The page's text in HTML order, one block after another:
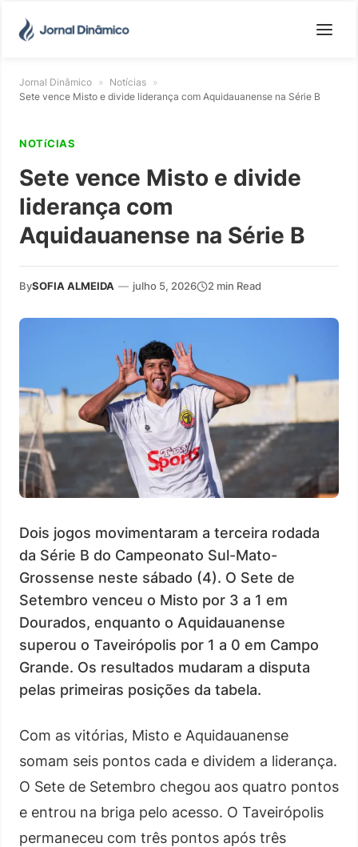
Jornal Dinâmico » Notícias »
Sete vence Misto e divide liderança com Aquidauanense na Série B
NOTíCIAS
Sete vence Misto e divide
liderança com
Aquidauanense na Série B
BySOFIA ALMEIDA — julho 5, 2026 2 min Read
Dois jogos movimentaram a terceira rodada
da Série B do Campeonato Sul-Mato-
Grossense neste sábado (4). O Sete de
Setembro venceu o Misto por 3 a 1 em
Dourados, enquanto o Aquidauanense
superou o Taveirópolis por 1 a 0 em Campo
Grande. Os resultados mudaram a disputa
pelas primeiras posições da tabela.
Com as vitórias, Misto e Aquidauanense
somam seis pontos cada e dividem a liderança.
O Sete de Setembro chegou aos quatro pontos
e entrou na briga pelo acesso. O Taveirópolis
permaneceu com três pontos após três